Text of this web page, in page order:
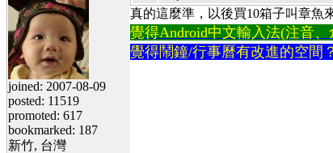
joined: 2007-08-09
posted: 11519
promoted: 617
bookmarked: 187
新竹, 台灣
真的這麼準，以後買10箱子叫章魚
覺得Android中文輸入法(注音
覺得鬧鐘/行事曆有改進的空間？